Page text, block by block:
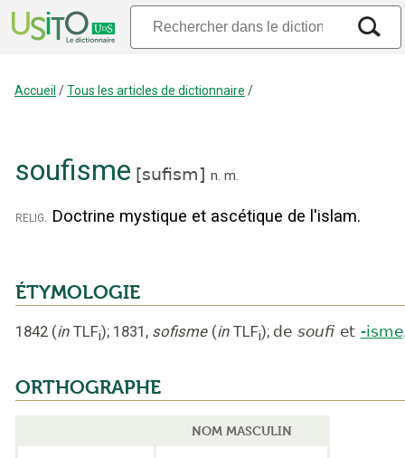
Accueil /Tous les articles de dictionnaire /
soufisme [sufism] n. m.
relig. Doctrine mystique et ascétique de l'islam.
ÉTYMOLOGIE
1842 (in TLFi); 1831 , sofisme (in TLFi); de soufi et -isme
ORTHOGRAPHE
NOM MASCULIN